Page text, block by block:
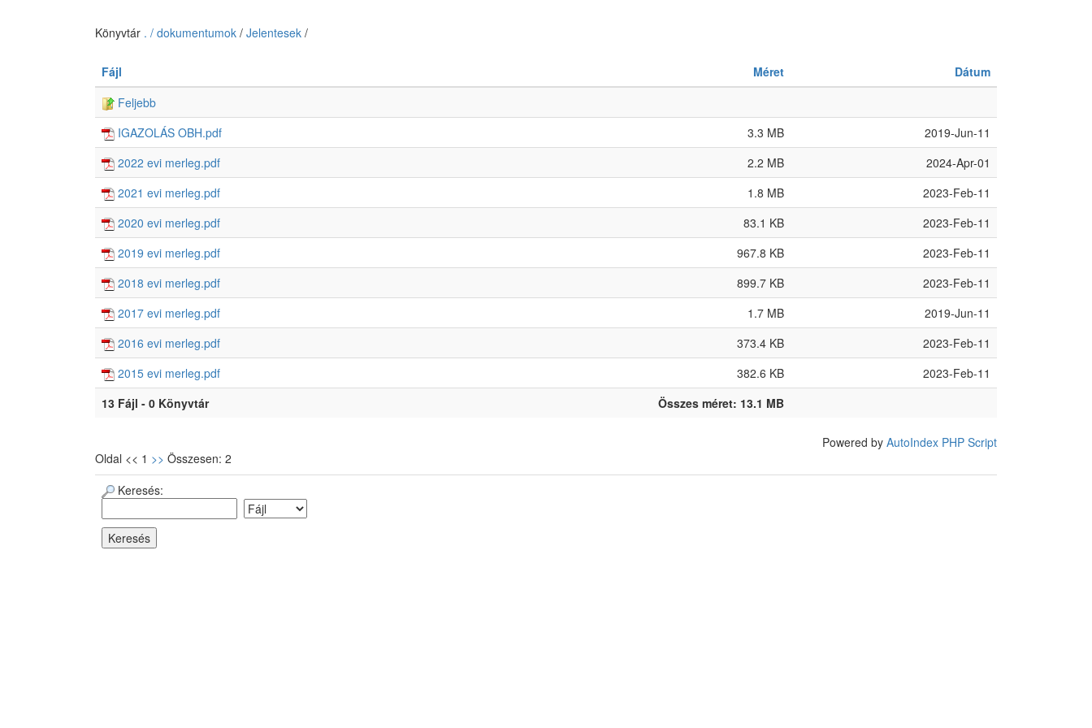
Könyvtár . / dokumentumok / Jelentesek /
Fájl Méret
Dátum
Feljebb
IGAZOLÁS OBH.pdf
3.3 MB
2019-Jun-11
2022 evi merleg.pdf
2.2 MB
2024-Apr-01
2021 evi merleg.pdf
1.8 MB
2023-Feb-11
2020 evi merleg.pdf
83.1 KB
2023-Feb-11
2019 evi merleg.pdf
967.8 KB
2023-Feb-11
2018 evi merleg.pdf
899.7 KB
2023-Feb-11
2017 evi merleg.pdf
1.7 MB
2019-Jun-11
2016 evi merleg.pdf
373.4 KB
2023-Feb-11
2015 evi merleg.pdf
382.6 KB
2023-Feb-11
13 Fájl - 0 Könyvtár
Összes méret: 13.1 MB
Powered by AutoIndex PHP Script
Oldal << 1 >> Összesen: 2
Keresés: